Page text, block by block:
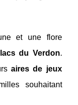
et une flore
lacs du Verdon.
aires de jeux
souhaitant